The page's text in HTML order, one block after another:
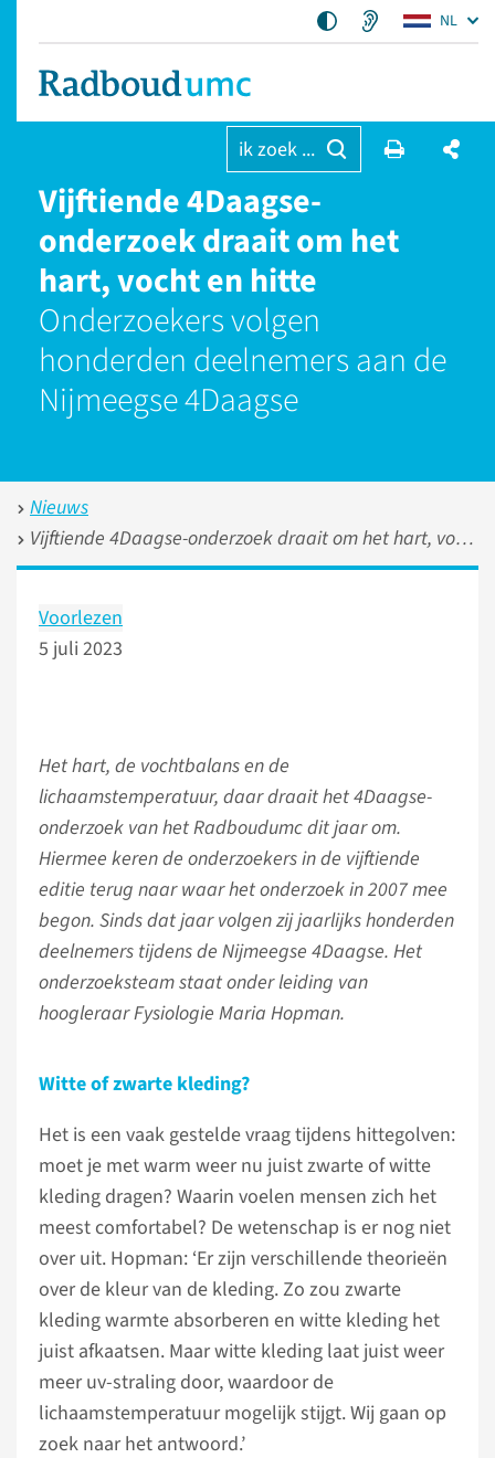
NL
ik zoek ...
Vijftiende 4Daagse-
onderzoek draait om het
hart, vocht en hitte
Onderzoekers volgen
honderden deelnemers aan de
Nijmeegse 4Daagse
Nieuws
Vijftiende 4Daagse-onderzoek draait om het hart, vocht en hitte
Voorlezen
5 juli 2023
Het hart, de vochtbalans en de
lichaamstemperatuur, daar draait het 4Daagse-
onderzoek van het Radboudumc dit jaar om.
Hiermee keren de onderzoekers in de vijftiende
editie terug naar waar het onderzoek in 2007 mee
begon. Sinds dat jaar volgen zij jaarlijks honderden
deelnemers tijdens de Nijmeegse 4Daagse. Het
onderzoeksteam staat onder leiding van
hoogleraar Fysiologie Maria Hopman.
Witte of zwarte kleding?
Het is een vaak gestelde vraag tijdens hittegolven:
moet je met warm weer nu juist zwarte of witte
kleding dragen? Waarin voelen mensen zich het
meest comfortabel? De wetenschap is er nog niet
over uit. Hopman: ‘Er zijn verschillende theorieën
over de kleur van de kleding. Zo zou zwarte
kleding warmte absorberen en witte kleding het
juist afkaatsen. Maar witte kleding laat juist weer
meer uv-straling door, waardoor de
lichaamstemperatuur mogelijk stijgt. Wij gaan op
zoek naar het antwoord.’